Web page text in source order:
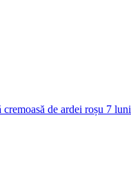
cremoasă de ardei roșu 7 luni